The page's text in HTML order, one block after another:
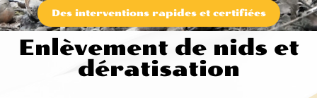
Des interventions rapides et certifiées
Enlèvement de nids et
dératisation